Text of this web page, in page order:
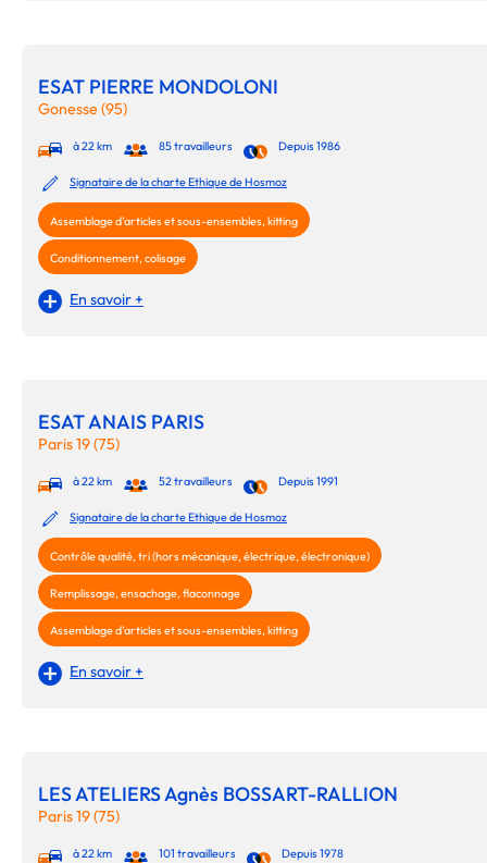
ESAT PIERRE MONDOLONI
Gonesse (95)
à 22 km 85 travailleurs Depuis 1986
Signataire de la charte Ethique de Hosmoz
Assemblage d'articles et sous-ensembles, kitting
Conditionnement, colisage
En savoir +
ESAT ANAIS PARIS
Paris 19 (75)
à 22 km 52 travailleurs Depuis 1991
Signataire de la charte Ethique de Hosmoz
Contrôle qualité, tri (hors mécanique, électrique, électronique)
Remplissage, ensachage, flaconnage
Assemblage d'articles et sous-ensembles, kitting
En savoir +
LES ATELIERS Agnès BOSSART-RALLION
Paris 19 (75)
à 22 km 101 travailleurs Depuis 1978